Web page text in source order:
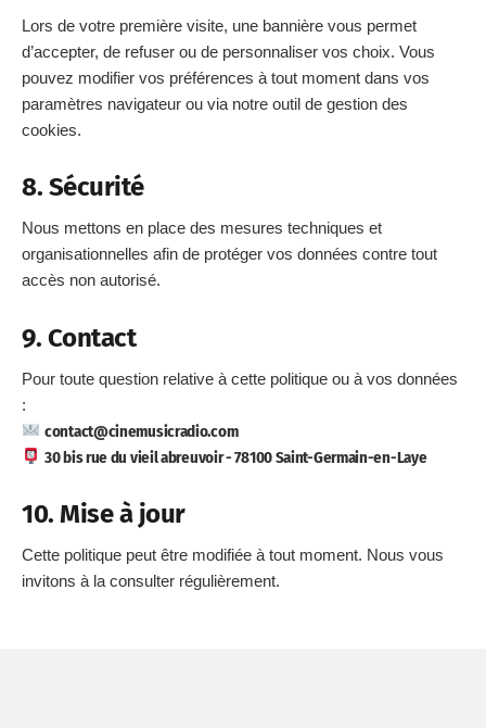
Lors de votre première visite, une bannière vous permet
d’accepter, de refuser ou de personnaliser vos choix. Vous
pouvez modifier vos préférences à tout moment dans vos
paramètres navigateur ou via notre outil de gestion des
cookies.
8. Sécurité
Nous mettons en place des mesures techniques et
organisationnelles afin de protéger vos données contre tout
accès non autorisé.
9. Contact
Pour toute question relative à cette politique ou à vos données
:
contact@cinemusicradio.com
30 bis rue du vieil abreuvoir - 78100 Saint-Germain-en-Laye
10. Mise à jour
Cette politique peut être modifiée à tout moment. Nous vous
invitons à la consulter régulièrement.